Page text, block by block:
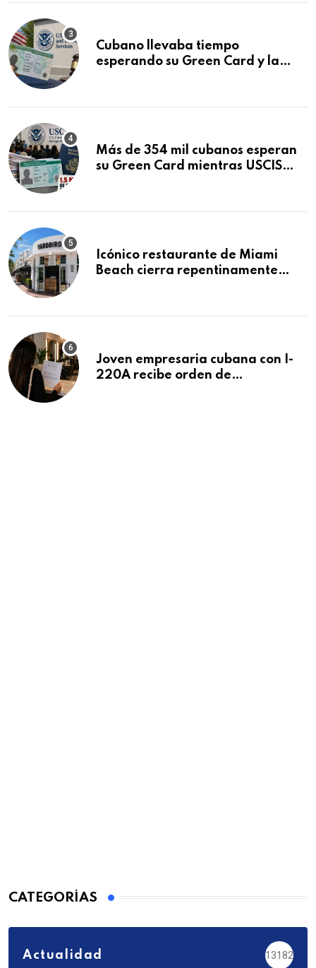
Cubano llevaba tiempo
esperando su Green Card y la
Más de 354 mil cubanos esperan
su Green Card mientras USCIS
Icónico restaurante de Miami
Beach cierra repentinamente
Joven empresaria cubana con I-
220A recibe orden de
CATEGORÍAS
Actualidad 13182